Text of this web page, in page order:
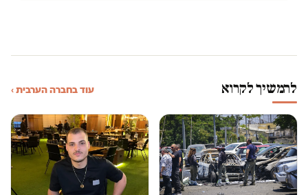
להמשיך לקרוא עוד בחברה הערבית ›